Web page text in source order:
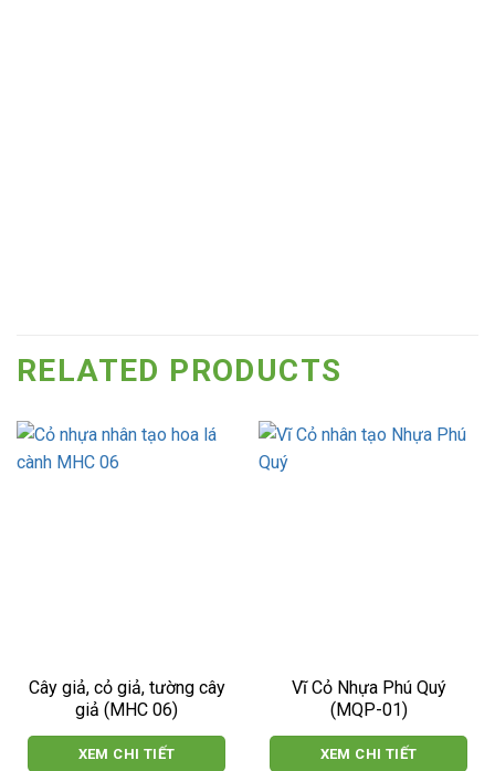
RELATED PRODUCTS
Cây giả, cỏ giả, tường cây
giả (MHC 06)
XEM CHI TIẾT
Vĩ Cỏ Nhựa Phú Quý
(MQP-01)
XEM CHI TIẾT